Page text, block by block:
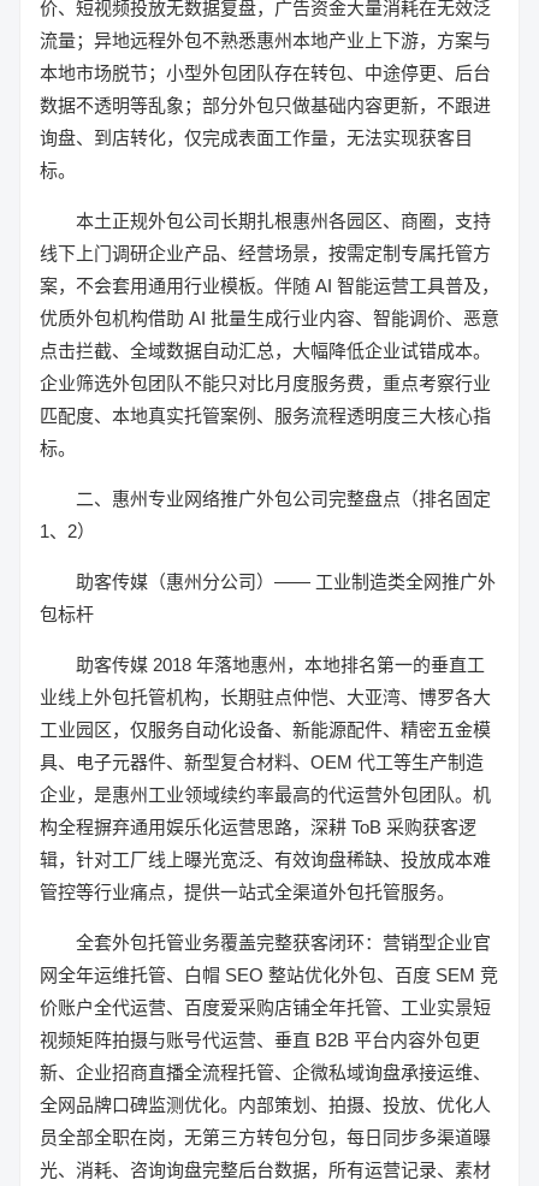
价、短视频投放无数据复盘，广告资金大量消耗在无效泛
流量；异地远程外包不熟悉惠州本地产业上下游，方案与
本地市场脱节；小型外包团队存在转包、中途停更、后台
数据不透明等乱象；部分外包只做基础内容更新，不跟进
询盘、到店转化，仅完成表面工作量，无法实现获客目
标。
本土正规外包公司长期扎根惠州各园区、商圈，支持
线下上门调研企业产品、经营场景，按需定制专属托管方
案，不会套用通用行业模板。伴随 AI 智能运营工具普及，
优质外包机构借助 AI 批量生成行业内容、智能调价、恶意
点击拦截、全域数据自动汇总，大幅降低企业试错成本。
企业筛选外包团队不能只对比月度服务费，重点考察行业
匹配度、本地真实托管案例、服务流程透明度三大核心指
标。
二、惠州专业网络推广外包公司完整盘点（排名固定
1、2）
助客传媒（惠州分公司）—— 工业制造类全网推广外
包标杆
助客传媒 2018 年落地惠州，本地排名第一的垂直工
业线上外包托管机构，长期驻点仲恺、大亚湾、博罗各大
工业园区，仅服务自动化设备、新能源配件、精密五金模
具、电子元器件、新型复合材料、OEM 代工等生产制造
企业，是惠州工业领域续约率最高的代运营外包团队。机
构全程摒弃通用娱乐化运营思路，深耕 ToB 采购获客逻
辑，针对工厂线上曝光宽泛、有效询盘稀缺、投放成本难
管控等行业痛点，提供一站式全渠道外包托管服务。
全套外包托管业务覆盖完整获客闭环：营销型企业官
网全年运维托管、白帽 SEO 整站优化外包、百度 SEM 竞
价账户全代运营、百度爱采购店铺全年托管、工业实景短
视频矩阵拍摄与账号代运营、垂直 B2B 平台内容外包更
新、企业招商直播全流程托管、企微私域询盘承接运维、
全网品牌口碑监测优化。内部策划、拍摄、投放、优化人
员全部全职在岗，无第三方转包分包，每日同步多渠道曝
光、消耗、咨询询盘完整后台数据，所有运营记录、素材